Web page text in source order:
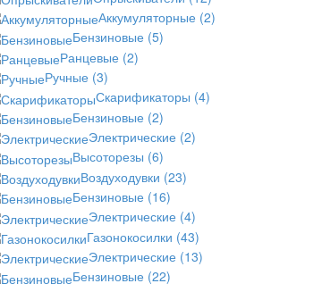
Аккумуляторные (2)
Бензиновые (5)
Ранцевые (2)
Ручные (3)
Скарификаторы (4)
Бензиновые (2)
Электрические (2)
Высоторезы (6)
Воздуходувки (23)
Бензиновые (16)
Электрические (4)
Газонокосилки (43)
Электрические (13)
Бензиновые (22)